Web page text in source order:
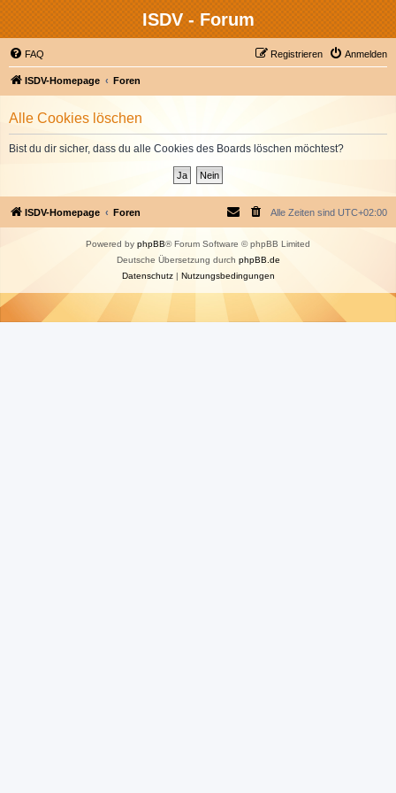
ISDV - Forum
FAQ Anmelden
Registrieren
ISDV-Homepage Foren
Alle Cookies löschen
Bist du dir sicher, dass du alle Cookies des Boards löschen möchtest?
ISDV-Homepage Foren Alle Zeiten sind UTC+02:00
Powered by phpBB® Forum Software © phpBB Limited
Deutsche Übersetzung durch phpBB.de
Datenschutz| Nutzungsbedingungen